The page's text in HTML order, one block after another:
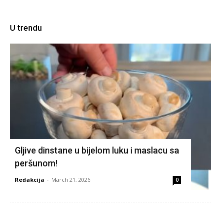
U trendu
Gljive dinstane u bijelom luku i maslacu sa
peršunom!
Redakcija - March 21, 2026 0